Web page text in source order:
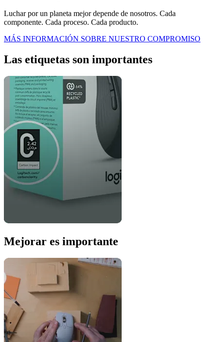
Luchar por un planeta mejor depende de nosotros. Cada
componente. Cada proceso. Cada producto.
MÁS INFORMACIÓN SOBRE NUESTRO COMPROMISO
Las etiquetas son importantes
Mejorar es importante